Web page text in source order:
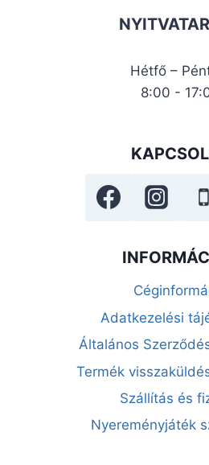
Hétfő –
8:00 -
Adatkezelési
Általános
Termék
Szállítás és
Nyereményjáték